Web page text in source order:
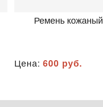
Ремень кожаный
Цена: 600 руб.